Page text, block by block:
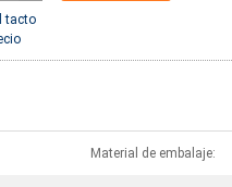
tacto
Material de embalaje: